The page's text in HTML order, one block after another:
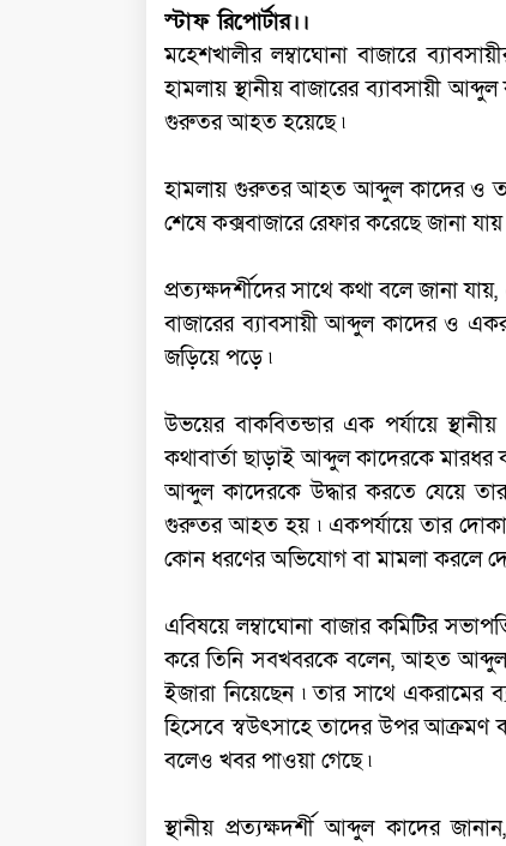
স্টাফ রিপোর্টার।।
মহেশখালীর লম্বাঘোনা বাজারে
হামলায় স্থানীয় বাজারের ব্যাবসায়ী
গুরুতর আহত হয়েছে ৷
হামলায় গুরুতর আহত আব্দুল কাদের ও তার
শেষে কক্সবাজারে রেফার করেছে জানা যায়
প্রত্যক্ষদর্শীদের সাথে কথা বলে জানা
বাজারের ব্যাবসায়ী আব্দুল কাদের ও
জড়িয়ে পড়ে ৷
উভয়ের বাকবিতন্ডার এক পর্যায়ে
কথাবার্তা ছাড়াই আব্দুল কাদেরকে মারধর
আব্দুল কাদেরকে উদ্ধার করতে যেয়ে
গুরুতর আহত হয় ৷ একপর্যায়ে তার
কোন ধরণের অভিযোগ বা মামলা করলে
এবিষয়ে লম্বাঘোনা বাজার কমিটির
করে তিনি সবখবরকে বলেন, আহত আব্দুল
ইজারা নিয়েছেন ৷ তার সাথে একরামের
হিসেবে স্বউৎসাহে তাদের উপর আক্রমণ
বলেও খবর পাওয়া গেছে ৷
স্থানীয় প্রত্যক্ষদর্শী আব্দুল কাদের